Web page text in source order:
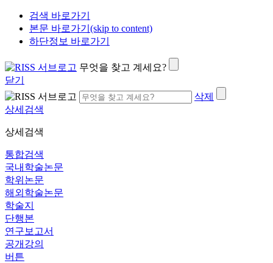
검색 바로가기
본문 바로가기(skip to content)
하단정보 바로가기
무엇을 찾고 계세요?
닫기
삭제
상세검색
상세검색
통합검색
국내학술논문
학위논문
해외학술논문
학술지
단행본
연구보고서
공개강의
버튼